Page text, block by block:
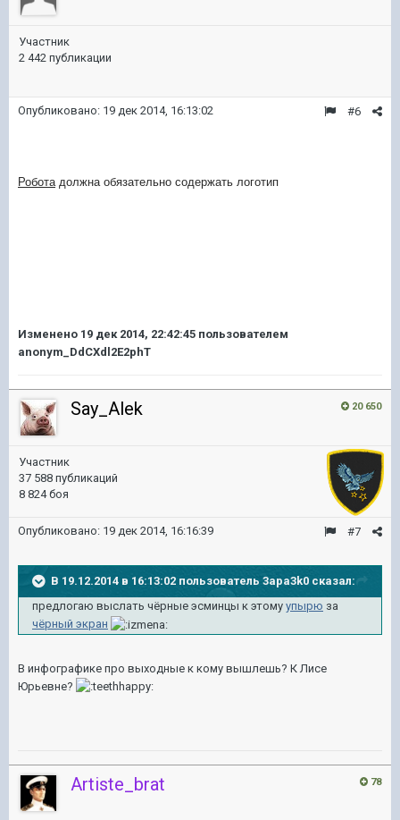
Участник
2 442 публикации
#6
Опубликовано: 19 дек 2014, 16:13:02
Роботадолжна обязательно содержать логотип
Изменено 19 дек 2014, 22:42:45 пользователем
anonym_DdCXdl2E2phT
20 650
Say_Alek
Участник
37 588 публикаций
8 824 боя
#7
Опубликовано: 19 дек 2014, 16:16:39
В 19.12.2014 в 16:13:02 пользователь 3apa3k0 сказал:
предлогаю выслать чёрные эсминцы к этому упырю за
чёрный экран
В инфографике про выходные к кому вышлешь? К Лисе
Юрьевне?
78
Artiste_brat